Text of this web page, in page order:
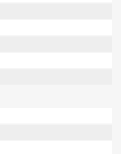
ustawowym lub
decyzji, w